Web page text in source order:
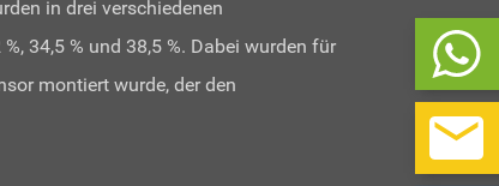
in drei verschiedenen
34,5 % und 38,5 %. Dabei wurden für
montiert wurde, der den